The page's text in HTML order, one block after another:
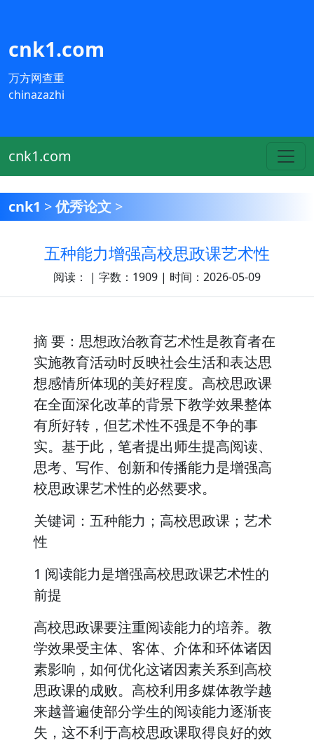
cnk1.com
万方网查重
chinazazhi
cnk1.com
cnk1 >优秀论文 >
五种能力增强高校思政课艺术性
阅读： | 字数：1909 | 时间：2026-05-09
摘 要：思想政治教育艺术性是教育者在
实施教育活动时反映社会生活和表达思
想感情所体现的美好程度。高校思政课
在全面深化改革的背景下教学效果整体
有所好转，但艺术性不强是不争的事
实。基于此，笔者提出师生提高阅读、
思考、写作、创新和传播能力是增强高
校思政课艺术性的必然要求。
关键词：五种能力；高校思政课；艺术
性
1 阅读能力是增强高校思政课艺术性的
前提
高校思政课要注重阅读能力的培养。教
学效果受主体、客体、介体和环体诸因
素影响，如何优化这诸因素关系到高校
思政课的成败。高校利用多媒体教学越
来越普遍使部分学生的阅读能力逐渐丧
失，这不利于高校思政课取得良好的效